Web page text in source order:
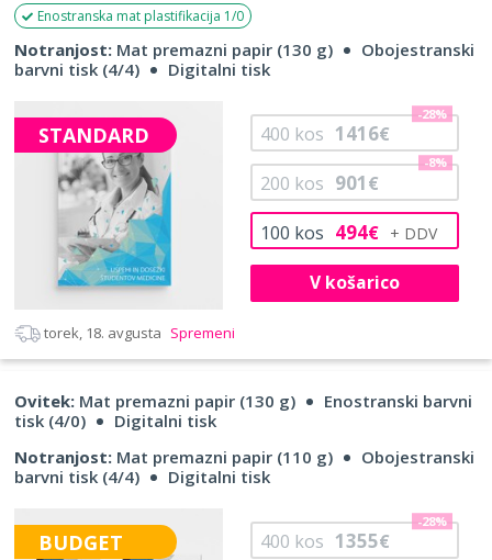
Enostranska mat plastifikacija 1/0
Notranjost: Mat premazni papir (130 g)
Obojestranski
barvni tisk (4/4)
Digitalni tisk
STANDARD
100 kos 494€
200 kos 901€
-8%
400 kos 1416€
-28%
V košarico
torek, 18. avgusta Spremeni
Ovitek: Mat premazni papir (130 g)
Enostranski barvni
tisk (4/0)
Digitalni tisk
Notranjost: Mat premazni papir (110 g)
Obojestranski
barvni tisk (4/4)
Digitalni tisk
BUDGET 400 kos 1355€
-28%